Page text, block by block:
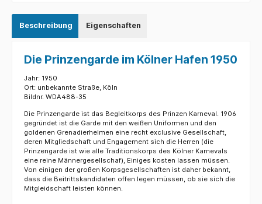
Beschreibung Eigenschaften
Die Prinzengarde im Kölner Hafen 1950
Jahr: 1950
Ort: unbekannte Straße, Köln
Bildnr. WDA488-35
Die Prinzengarde ist das Begleitkorps des Prinzen Karneval. 1906
gegründet ist die Garde mit den weißen Uniformen und den
goldenen Grenadierhelmen eine recht exclusive Gesellschaft,
deren Mitgliedschaft und Engagement sich die Herren (die
Prinzengarde ist wie alle Traditionskorps des Kölner Karnevals
eine reine Männergesellschaf), Einiges kosten lassen müssen.
Von einigen der großen Korpsgesellschaften ist daher bekannt,
dass die Beitrittskandidaten offen legen müssen, ob sie sich die
Mitgleidschaft leisten können.